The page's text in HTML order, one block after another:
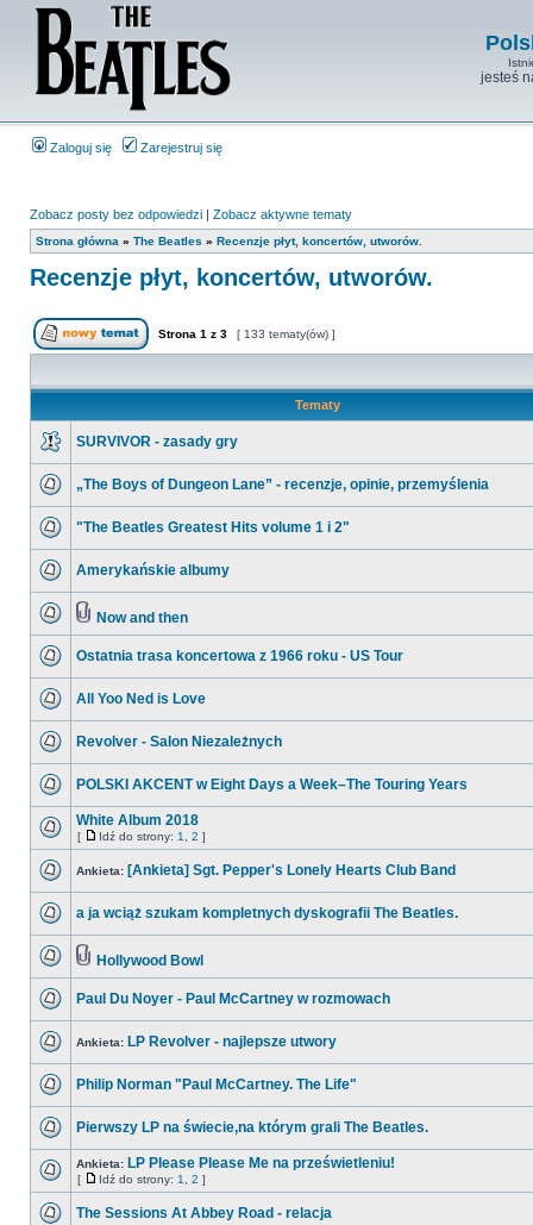
jesteś
Zaloguj się Zarejestruj się
Zobacz posty bez odpowiedzi | Zobacz aktywne tematy
Strona główna » The Beatles » Recenzje płyt, koncertów, utworów.
Recenzje płyt, koncertów, utworów.
Strona 1 z 3 [ 133 tematy(ów) ]
Tematy
SURVIVOR - zasady gry
„The Boys of Dungeon Lane” - recenzje, opinie, przemyślenia
"The Beatles Greatest Hits volume 1 i 2"
Amerykańskie albumy
Now and then
Ostatnia trasa koncertowa z 1966 roku - US Tour
All Yoo Ned is Love
Revolver - Salon Niezależnych
POLSKI AKCENT w Eight Days a Week–The Touring Years
White Album 2018
[ Idź do strony: 1 2 ]
Ankieta: [Ankieta] Sgt. Pepper's Lonely Hearts Club Band
a ja wciąż szukam kompletnych dyskografii The Beatles.
Hollywood Bowl
Paul Du Noyer - Paul McCartney w rozmowach
Ankieta: LP Revolver - najlepsze utwory
Philip Norman "Paul McCartney. The Life"
Pierwszy LP na świecie,na którym grali The Beatles.
Ankieta: LP Please Please Me na prześwietleniu!
[ Idź do strony: 1 2 ]
The Sessions At Abbey Road - relacja